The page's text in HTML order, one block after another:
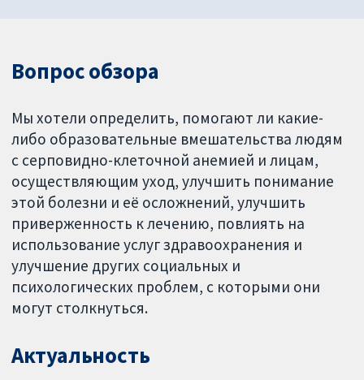
Вопрос обзора
Мы хотели определить, помогают ли какие-
либо образовательные вмешательства людям
с серповидно-клеточной анемией и лицам,
осуществляющим уход, улучшить понимание
этой болезни и её осложнений, улучшить
приверженность к лечению, повлиять на
использование услуг здравоохранения и
улучшение других социальных и
психологических проблем, с которыми они
могут столкнуться.
Актуальность